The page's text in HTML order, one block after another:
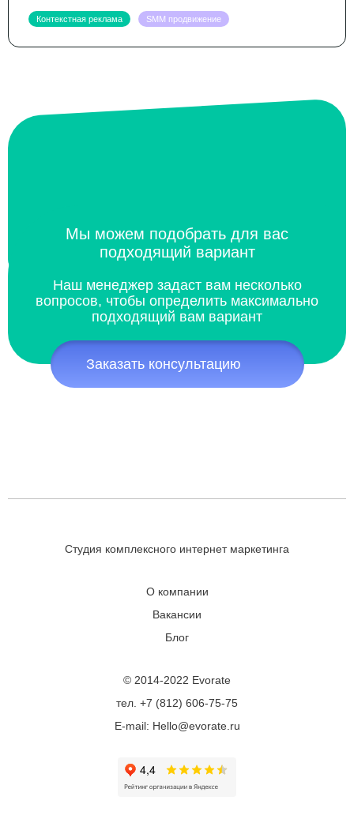
Контекстная реклама SMM продвижение
Мы можем подобрать для вас
подходящий вариант
Наш менеджер задаст вам несколько
вопросов, чтобы определить максимально
подходящий вам вариант
Заказать консультацию
Студия комплексного интернет маркетинга
О компании
Вакансии
Блог
© 2014-2022 Evorate
тел. +7 (812) 606-75-75
E-mail: Hello@evorate.ru